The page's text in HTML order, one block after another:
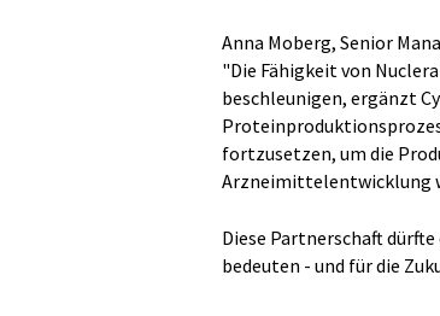
Anna Moberg, Senior
"Die Fähigkeit von
beschleunigen, ergänzt
fortzusetzen, um die
Arzneimittelentwicklung
Diese Partnerschaft
bedeuten - und für die